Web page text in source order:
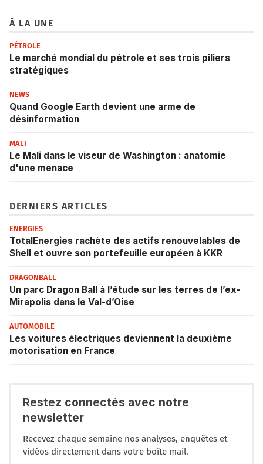
À LA UNE
PÉTROLE
Le marché mondial du pétrole et ses trois piliers
stratégiques
NEWS
Quand Google Earth devient une arme de
désinformation
MALI
Le Mali dans le viseur de Washington : anatomie
d'une menace
DERNIERS ARTICLES
ENERGIES
TotalEnergies rachète des actifs renouvelables de
Shell et ouvre son portefeuille européen à KKR
DRAGONBALL
Un parc Dragon Ball à l’étude sur les terres de l’ex-
Mirapolis dans le Val-d’Oise
AUTOMOBILE
Les voitures électriques deviennent la deuxième
motorisation en France
Restez connectés avec notre
newsletter
Recevez chaque semaine nos analyses, enquêtes et
vidéos directement dans votre boîte mail.